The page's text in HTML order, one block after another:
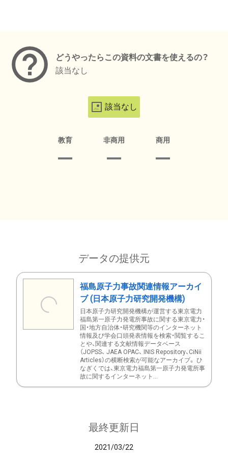
どうやったらこの資料の文書を使えるの？
該当なし
該当なし
教育 非商用 商用
データの提供元
福島原子力事故関連情報アーカイ
ブ (日本原子力研究開発機構)
日本原子力研究開発機構が運営する東京電力
福島第一原子力発電所事故に関する東京電力・
国・地方自治体・研究機関等のインターネット
情報及び学会口頭発表情報を検索・閲覧するこ
とや、関連する文献情報データベース
（JOPSS、 JAEA OPAC、 INIS Repository、CiNii
Articles）の横断検索が可能なアーカイブ。 ひ
なぎくでは、東京電力福島第一原子力発電所事
故に関するインターネット...
最終更新日
2021/03/22